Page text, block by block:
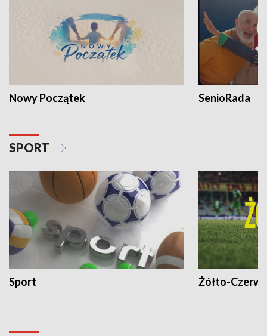
Nowy Początek SenioRada
SPORT
Sport Żółto-